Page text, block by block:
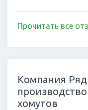
Прочитать все
Компания Ряд
хомутов